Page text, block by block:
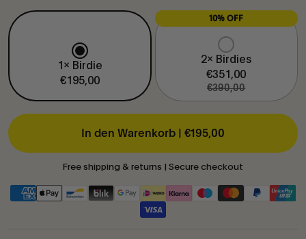
1x Birdie
€195,00
2x Birdies
10% OFF
€351,00
€390,00
In den Warenkorb | €195,00
Free shipping & returns | Secure checkout